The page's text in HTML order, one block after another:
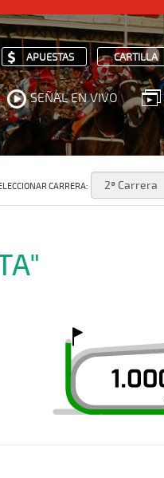
APUESTAS CARTILLA
SEÑAL EN VIVO
CARRERA: